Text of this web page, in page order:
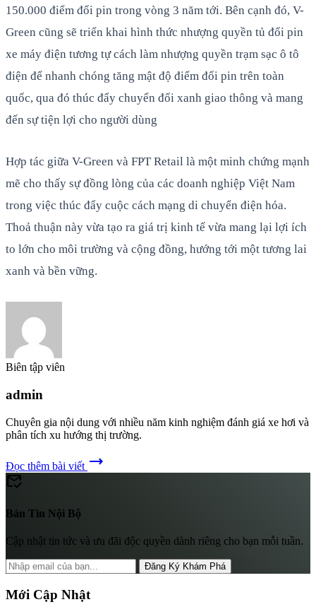
150.000 điểm đổi pin trong vòng 3 năm tới. Bên cạnh đó, V-
Green cũng sẽ triển khai hình thức nhượng quyền tủ đổi pin
xe máy điện tương tự cách làm nhượng quyền trạm sạc ô tô
điện để nhanh chóng tăng mật độ điểm đổi pin trên toàn
quốc, qua đó thúc đẩy chuyển đổi xanh giao thông và mang
đến sự tiện lợi cho người dùng
Hợp tác giữa V-Green và FPT Retail là một minh chứng mạnh
mẽ cho thấy sự đồng lòng của các doanh nghiệp Việt Nam
trong việc thúc đẩy cuộc cách mạng di chuyển điện hóa.
Thoả thuận này vừa tạo ra giá trị kinh tế vừa mang lại lợi ích
to lớn cho môi trường và cộng đồng, hướng tới một tương lai
xanh và bền vững.
Biên tập viên
admin
Chuyên gia nội dung với nhiều năm kinh nghiệm đánh giá xe hơi và
phân tích xu hướng thị trường.
Đọc thêm bài viết trending_flat
mark_email_read
Bản Tin Nội Bộ
Cập nhật tin tức và ưu đãi độc quyền dành riêng cho bạn mỗi tuần.
Đăng Ký Khám Phá
Mới Cập Nhật